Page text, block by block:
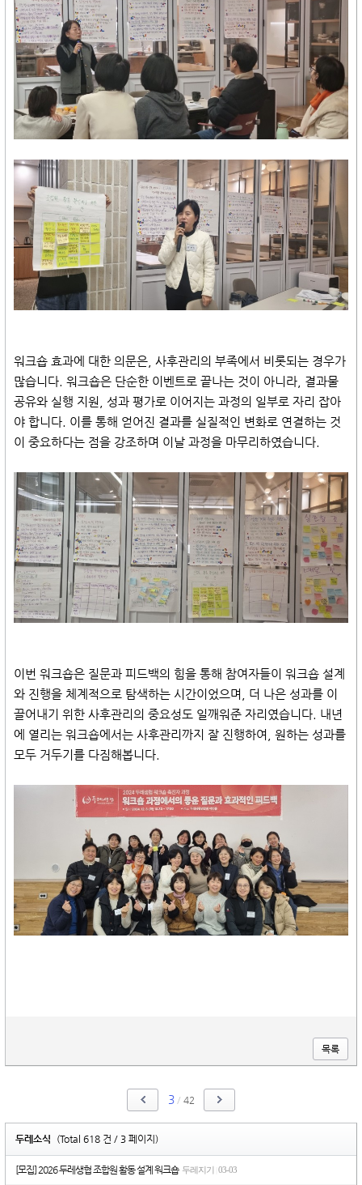
워크숍 효과에 대한 의문은, 사후관리의 부족에서 비롯되는 경우가
많습니다. 워크숍은 단순한 이벤트로 끝나는 것이 아니라, 결과물
공유와 실행 지원, 성과 평가로 이어지는 과정의 일부로 자리 잡아
야 합니다. 이를 통해 얻어진 결과를 실질적인 변화로 연결하는 것
이 중요하다는 점을 강조하며 이날 과정을 마무리하였습니다.
이번 워크숍은 질문과 피드백의 힘을 통해 참여자들이 워크숍 설계
와 진행을 체계적으로 탐색하는 시간이었으며, 더 나은 성과를 이
끌어내기 위한 사후관리의 중요성도 일깨워준 자리였습니다. 내년
에 열리는 워크숍에서는 사후관리까지 잘 진행하여, 원하는 성과를
모두 거두기를 다짐해봅니다.
목록
3 / 42
두레소식 (Total 618 건 / 3 페이지)
[모집] 2026 두레생협 조합원 활동 설계 워크숍 두레지기 03-03